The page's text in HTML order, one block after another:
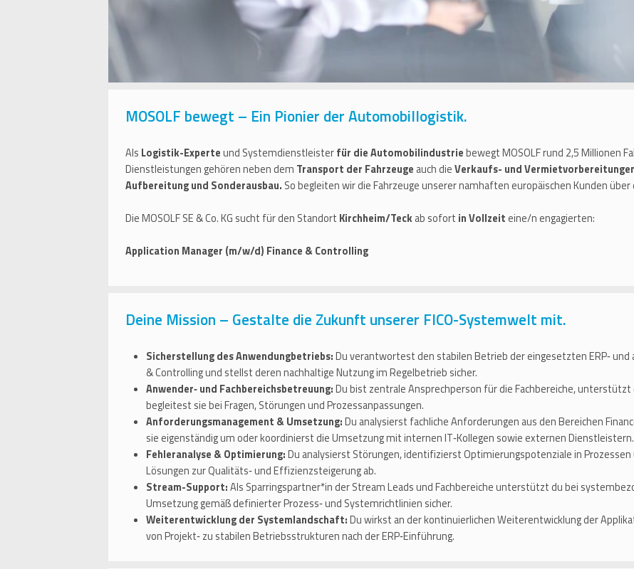
MOSOLF bewegt – Ein Pionier der Automobillogistik.
Als Logistik-Experteund Systemdienstleisterfür die Automobilindustriebewegt MOSOLF rund 2,5 Millionen
Dienstleistungen gehören neben dem Transport der Fahrzeuge auch dieVerkaufs- und
Aufbereitung und Sonderausbau. So begleiten wir die Fahrzeuge unserer namhaften europäischen Kunden
Die MOSOLF SE & Co. KG sucht für den Standort Kirchheim/Teckab sofort in Vollzeit eine/n engagierten:
Application Manager (m/w/d) Finance & Controlling
Deine Mission – Gestalte die Zukunft unserer FICO-Systemwelt mit.
Sicherstellung des Anwendungbetriebs:Du verantwortest den stabilen Betrieb der eingesetzten ERP‑ und
& Controlling und stellst deren nachhaltige Nutzung im Regelbetrieb sicher.
Anwender‑ und Fachbereichsbetreuung:Du bist zentrale Ansprechperson für die Fachbereiche,
begleitest sie bei Fragen, Störungen und Prozessanpassungen.
Anforderungsmanagement & Umsetzung:Du analysierst fachliche Anforderungen aus den Bereichen
sie eigenständig um oder koordinierst die Umsetzung mit internen IT‑Kollegen sowie externen Dienstleistern.
Fehleranalyse & Optimierung:Du analysierst Störungen, identifizierst Optimierungspotenziale in
Lösungen zur Qualitäts‑ und Effizienzsteigerung ab.
Stream-Support:Als Sparringspartner*in der Stream Leads und Fachbereiche unterstützt du bei
Umsetzung gemäß definierter Prozess‑ und Systemrichtlinien sicher.
Weiterentwicklung der Systemlandschaft:Du wirkst an der kontinuierlichen Weiterentwicklung der
von Projekt‑ zu stabilen Betriebsstrukturen nach der ERP‑Einführung.